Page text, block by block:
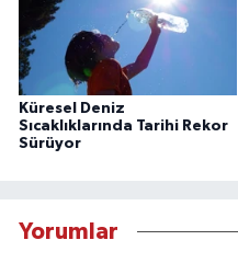
Küresel Deniz
Sıcaklıklarında Tarihi Rekor
Sürüyor
Yorumlar